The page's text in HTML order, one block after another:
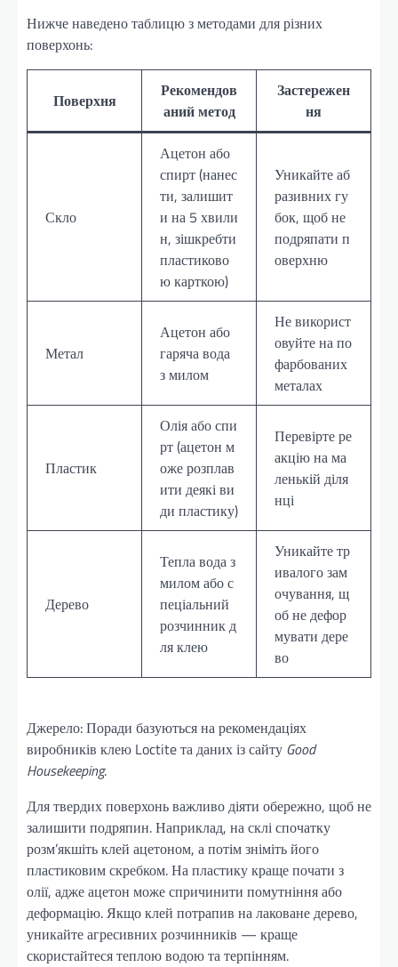
Нижче наведено таблицю з методами для різних
поверхонь:
Поверхня
Рекомендов
аний метод
Застережен
ня
Скло
Ацетон або
спирт (нанес
ти, залишит
и на 5 хвили
н, зішкребти
пластиково
ю карткою)
Уникайте аб
разивних гу
бок, щоб не
подряпати п
оверхню
Метал
Ацетон або
гаряча вода
з милом
Не використ
овуйте на по
фарбованих
металах
Пластик
Олія або спи
рт (ацетон м
оже розплав
ити деякі ви
ди пластику)
Перевірте ре
акцію на ма
ленькій діля
нці
Дерево
Тепла вода з
милом або с
пеціальний
розчинник д
ля клею
Уникайте тр
ивалого зам
очування, щ
об не дефор
мувати дере
во
Джерело: Поради базуються на рекомендаціях
виробників клею Loctite та даних із сайту Good
Housekeeping.
Для твердих поверхонь важливо діяти обережно, щоб не
залишити подряпин. Наприклад, на склі спочатку
розм’якшіть клей ацетоном, а потім зніміть його
пластиковим скребком. На пластику краще почати з
олії, адже ацетон може спричинити помутніння або
деформацію. Якщо клей потрапив на лаковане дерево,
уникайте агресивних розчинників — краще
скористайтеся теплою водою та терпінням.